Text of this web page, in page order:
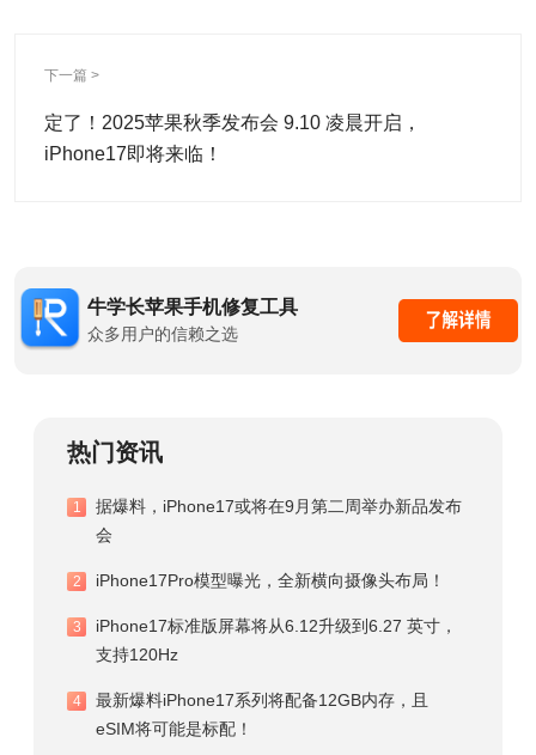
下一篇 >
定了！2025苹果秋季发布会 9.10 凌晨开启，
iPhone17即将来临！
牛学长苹果手机修复工具
众多用户的信赖之选
热门资讯
1
据爆料，iPhone17或将在9月第二周举办新品发布
会
2 iPhone17Pro模型曝光，全新横向摄像头布局！
3
iPhone17标准版屏幕将从6.12升级到6.27 英寸，
支持120Hz
4
最新爆料iPhone17系列将配备12GB内存，且
eSIM将可能是标配！